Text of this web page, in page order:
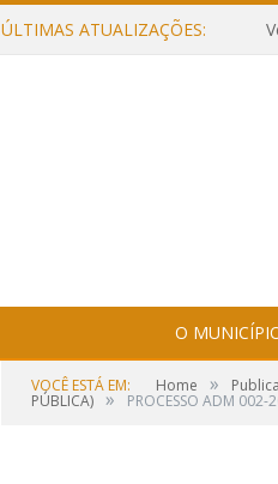
ÚLTIMAS ATUALIZAÇÕES:
O
VOCÊ ESTÁ EM: Home »
PÚBLICA) » PROCESSO ADM 002-